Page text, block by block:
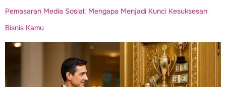
Pemasaran Media Sosial: Mengapa Menjadi Kunci Kesuksesan
Bisnis Kamu